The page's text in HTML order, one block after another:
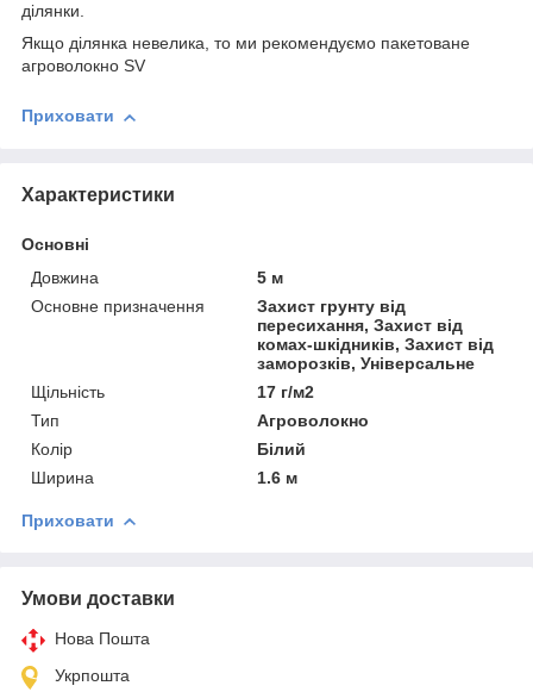
ділянки.
Якщо ділянка невелика, то ми рекомендуємо пакетоване
агроволокно SV
Приховати
Характеристики
Основні
Довжина
5 м
Основне призначення
Захист грунту від
пересихання, Захист від
комах-шкідників, Захист від
заморозків, Універсальне
Щільність
17 г/м2
Тип
Агроволокно
Колір
Білий
Ширина
1.6 м
Приховати
Умови доставки
Нова Пошта
Укрпошта